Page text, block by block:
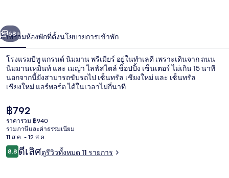
รนด์
นิมมาน
พรีเมียร์
า
ถัดไป
68+
ภาพรวมห้องพักที่ตั้งนโยบายการเข้าพัก
โรงแรมบีทู แกรนด์ นิมมาน พรีเมียร์ อยู่ในทำเลดี เพราะเดินจาก ถนน
นิมมานเหมินท์ และ เมญ่า ไลฟ์สไตล์ ช็อปปิ้ง เซ็นเตอร์ ไม่เกิน 15 นาที
นอกจากนี้ยังสามารถขับรถไป เซ็นทรัล เชียงใหม่ และ เซ็นทรัล
เชียงใหม่ แอร์พอร์ต ได้ในเวลาไม่กี่นาที
ราคา
ปัจจุบัน
฿792
฿792
ราคารวม ฿940
รวมภาษีและค่าธรรมเนียม
11 ส.ค. - 12 ส.ค.
รีวิว
8.88.8 จาก 10
ดีเลิศดูรีวิวทั้งหมด 11 รายการ